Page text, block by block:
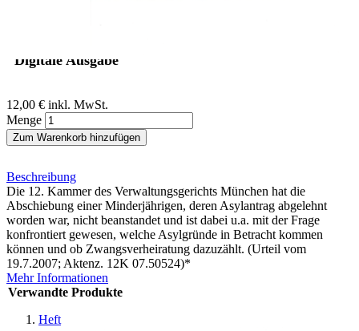
Digitale Ausgabe
12,00 € inkl. MwSt.
Menge
Zum Warenkorb hinzufügen
Beschreibung
Die 12. Kammer des Verwaltungsgerichts München hat die
Abschiebung einer Minderjährigen, deren Asylantrag abgelehnt
worden war, nicht beanstandet und ist dabei u.a. mit der Frage
konfrontiert gewesen, welche Asylgründe in Betracht kommen
können und ob Zwangsverheiratung dazuzählt. (Urteil vom
19.7.2007; Aktenz. 12K 07.50524)*
Mehr Informationen
Verwandte Produkte
Heft